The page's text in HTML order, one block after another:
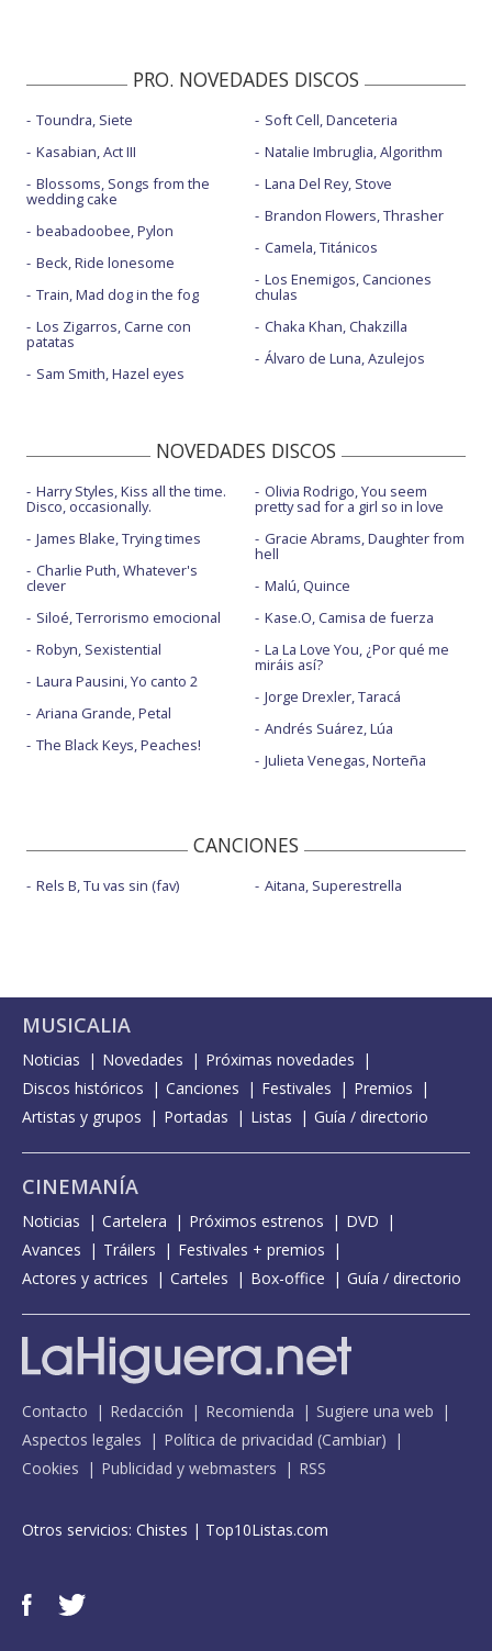
PRO. NOVEDADES DISCOS
Toundra, Siete
Kasabian, Act III
Blossoms, Songs from the
wedding cake
beabadoobee, Pylon
Beck, Ride lonesome
Train, Mad dog in the fog
Los Zigarros, Carne con
patatas
Sam Smith, Hazel eyes
Soft Cell, Danceteria
Natalie Imbruglia, Algorithm
Lana Del Rey, Stove
Brandon Flowers, Thrasher
Camela, Titánicos
Los Enemigos, Canciones
chulas
Chaka Khan, Chakzilla
Álvaro de Luna, Azulejos
NOVEDADES DISCOS
Harry Styles, Kiss all the time.
Disco, occasionally.
James Blake, Trying times
Charlie Puth, Whatever's
clever
Siloé, Terrorismo emocional
Robyn, Sexistential
Laura Pausini, Yo canto 2
Ariana Grande, Petal
The Black Keys, Peaches!
Olivia Rodrigo, You seem
pretty sad for a girl so in love
Gracie Abrams, Daughter from
hell
Malú, Quince
Kase.O, Camisa de fuerza
La La Love You, ¿Por qué me
miráis así?
Jorge Drexler, Taracá
Andrés Suárez, Lúa
Julieta Venegas, Norteña
CANCIONES
Rels B, Tu vas sin (fav) Aitana, Superestrella
MUSICALIA
Noticias Novedades
Próximas novedades
Discos históricos
Canciones Festivales
Premios
Artistas y grupos
Portadas Listas Guía / directorio
CINEMANÍA
Noticias Cartelera Próximos estrenos
DVD
Avances
Tráilers
Festivales + premios
Actores y actrices
Carteles Box-office Guía / directorio
Contacto Redacción Recomienda
Sugiere una web
Aspectos legales
Política de privacidad (Cambiar)
Cookies
Publicidad y webmasters RSS
Otros servicios: Chistes | Top10Listas.com